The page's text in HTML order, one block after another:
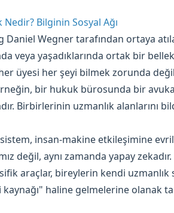
Bilginin Sosyal Ağı
Daniel Wegner tarafından ortaya
veya yaşadıklarında ortak bir
üyesi her şeyi bilmek zorunda
bir hukuk bürosunda bir
Birbirlerinin uzmanlık alanlarını
insan-makine etkileşimine
değil, aynı zamanda yapay zekadır.
araçlar, bireylerin kendi
haline gelmelerine olanak